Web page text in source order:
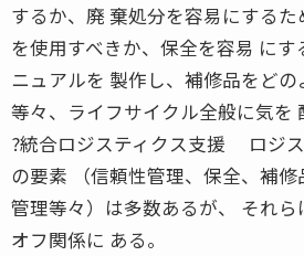
するか、廃 棄処分を容易にする
を使用すべきか、保全を容易 に
ニュアルを 製作し、補修品をど
等々、ライフサイクル全般に気を
?統合ロジスティクス支援 ロジ
の要素 （信頼性管理、保全、補
管理等々）は多数あるが、 それ
オフ関係に ある。